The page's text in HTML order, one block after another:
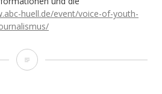
huell.de/event/voice-of-youth-
Language